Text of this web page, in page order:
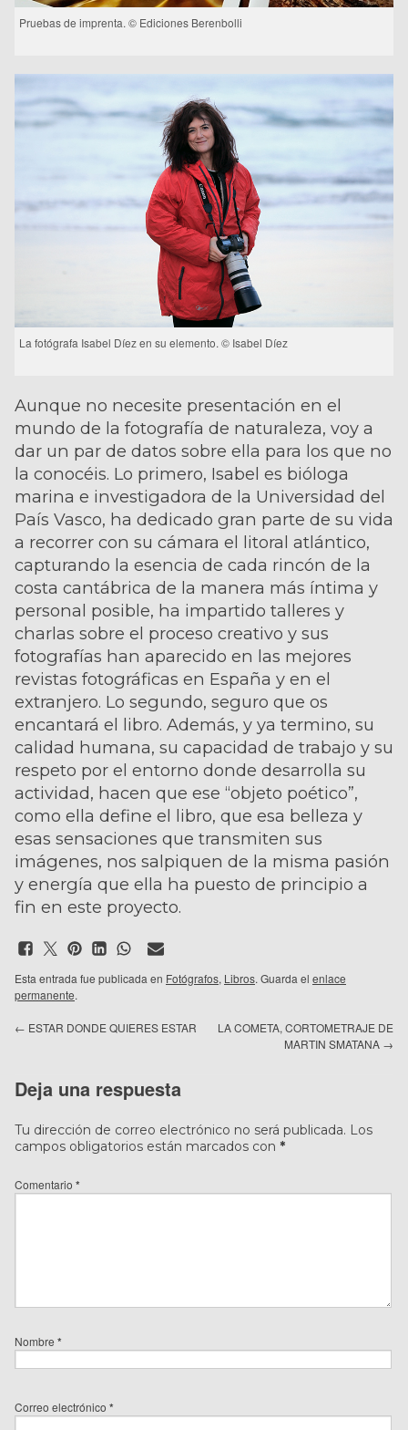
Pruebas de imprenta. © Ediciones Berenbolli
La fotógrafa Isabel Díez en su elemento. © Isabel Díez
Aunque no necesite presentación en el
mundo de la fotografía de naturaleza, voy a
dar un par de datos sobre ella para los que no
la conocéis. Lo primero, Isabel es bióloga
marina e investigadora de la Universidad del
País Vasco, ha dedicado gran parte de su vida
a recorrer con su cámara el litoral atlántico,
capturando la esencia de cada rincón de la
costa cantábrica de la manera más íntima y
personal posible, ha impartido talleres y
charlas sobre el proceso creativo y sus
fotografías han aparecido en las mejores
revistas fotográficas en España y en el
extranjero. Lo segundo, seguro que os
encantará el libro. Además, y ya termino, su
calidad humana, su capacidad de trabajo y su
respeto por el entorno donde desarrolla su
actividad, hacen que ese “objeto poético”,
como ella define el libro, que esa belleza y
esas sensaciones que transmiten sus
imágenes, nos salpiquen de la misma pasión
y energía que ella ha puesto de principio a
fin en este proyecto.
Esta entrada fue publicada en Fotógrafos, Libros. Guarda el enlace
permanente.
← ESTAR DONDE QUIERES ESTAR
LA COMETA, CORTOMETRAJE DE
MARTIN SMATANA →
Deja una respuesta
Tu dirección de correo electrónico no será publicada. Los
campos obligatorios están marcados con *
Comentario *
Nombre *
Correo electrónico *